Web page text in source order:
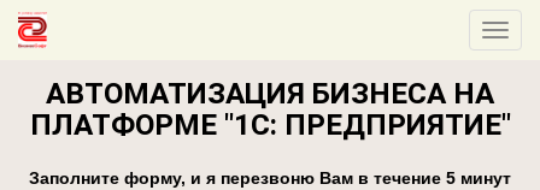
АВТОМАТИЗАЦИЯ БИЗНЕСА НА
ПЛАТФОРМЕ "1С: ПРЕДПРИЯТИЕ"
Заполните форму, и я перезвоню Вам в течение 5 минут